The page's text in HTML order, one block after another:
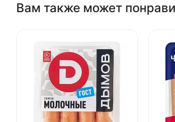
Вам также может